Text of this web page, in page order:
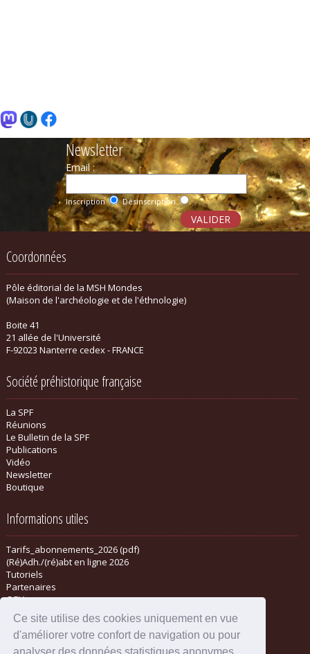
Ce site utilise des cookies uniquement en vue
d'améliorer votre confort de navigation ou pour
analyser des données statistiques anonymes.
Newsletter
Email :
Inscription Désinscription
Coordonnées
Pôle éditorial de la MSH Mondes
(Maison de l'archéologie et de l'éthnologie)
Boite 41
21 allée de l'Université
F-92023 Nanterre cedex - FRANCE
Société préhistorique française
La SPF
Réunions
Le Bulletin de la SPF
Publications
Vidéo
Newsletter
Boutique
Informations utiles
Tarifs_abonnements_2026 (pdf)
(Ré)Adh./(ré)abt en ligne 2026
Tutoriels
Partenaires
CGV